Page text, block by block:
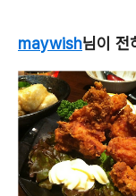
maywish님이 전